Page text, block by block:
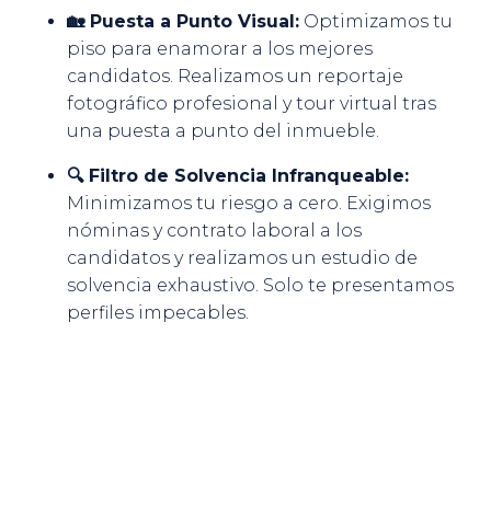
🏡 Puesta a Punto Visual:Optimizamos tu
piso para enamorar a los mejores
candidatos. Realizamos un reportaje
fotográfico profesional y tour virtual tras
una puesta a punto del inmueble.
🔍 Filtro de Solvencia Infranqueable:
Minimizamos tu riesgo a cero. Exigimos
nóminas y contrato laboral a los
candidatos y realizamos un estudio de
solvencia exhaustivo. Solo te presentamos
perfiles impecables.